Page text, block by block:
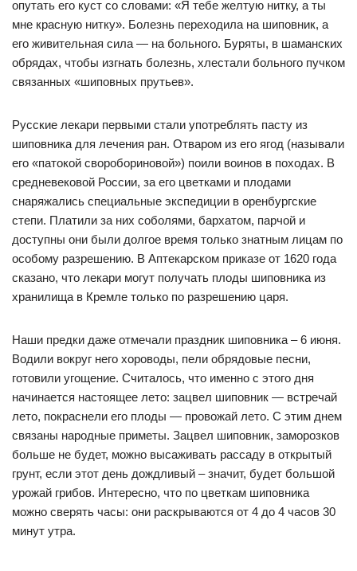
опутать его куст со словами: «Я тебе желтую нитку, а ты
мне красную нитку». Болезнь переходила на шиповник, а
его живительная сила — на больного. Буряты, в шаманских
обрядах, чтобы изгнать болезнь, хлестали больного пучком
связанных «шиповных прутьев».
Русские лекари первыми стали употреблять пасту из
шиповника для лечения ран. Отваром из его ягод (называли
его «патокой своробориновой») поили воинов в походах. В
средневековой России, за его цветками и плодами
снаряжались специальные экспедиции в оренбургские
степи. Платили за них соболями, бархатом, парчой и
доступны они были долгое время только знатным лицам по
особому разрешению. В Аптекарском приказе от 1620 года
сказано, что лекари могут получать плоды шиповника из
хранилища в Кремле только по разрешению царя.
Наши предки даже отмечали праздник шиповника – 6 июня.
Водили вокруг него хороводы, пели обрядовые песни,
готовили угощение. Считалось, что именно с этого дня
начинается настоящее лето: зацвел шиповник — встречай
лето, покраснели его плоды — провожай лето. С этим днем
связаны народные приметы. Зацвел шиповник, заморозков
больше не будет, можно высаживать рассаду в открытый
грунт, если этот день дождливый – значит, будет большой
урожай грибов. Интересно, что по цветкам шиповника
можно сверять часы: они раскрываются от 4 до 4 часов 30
минут утра.